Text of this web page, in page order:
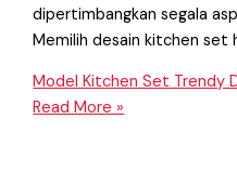
dipertimbangkan segala
Memilih desain kitchen set
Model Kitchen Set Trendy
Read More »